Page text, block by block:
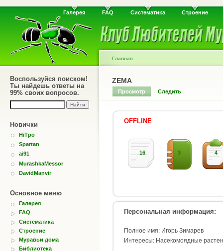
Галерея FAQ Систематика Строение
Воспользуйся поиском!
Ты найдешь ответы на
99% своих вопросов.
Новички
HiTpo
Spartan
ai91
MurashkaMessor
DavidManvir
Основное меню
Галерея
FAQ
Систематика
Строение
Муравьи дома
Библиотека
Главная
ZEMA
Просмотр Следить
OFFLINE
16 3 4
Персональная информация:
Полное имя: Игорь Зимарев
Интересы: Насекомоядные